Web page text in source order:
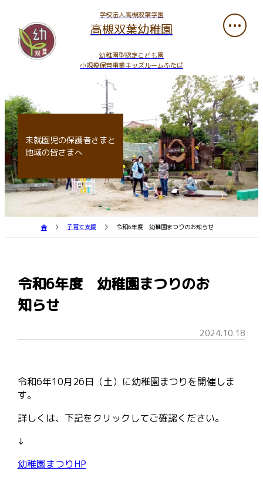
学校法人高槻双葉学園
高槻双葉幼稚園
幼稚園型認定こども園
小規模保育事業キッズルームふたば
未就園児の保護者さまと
地域の皆さまへ
子育て支援 令和6年度 幼稚園まつりのお知らせ
令和6年度 幼稚園まつりのお
知らせ
2024.10.18
令和6年10月26日（土）に幼稚園まつりを開催しま
す。
詳しくは、下記をクリックしてご確認ください。
↓
幼稚園まつりHP